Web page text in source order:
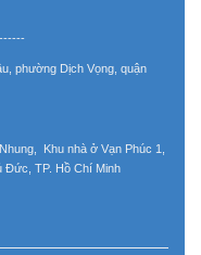
phường Dịch Vọng, quận
Khu nhà ở Vạn Phúc 1,
Đức, TP. Hồ Chí Minh